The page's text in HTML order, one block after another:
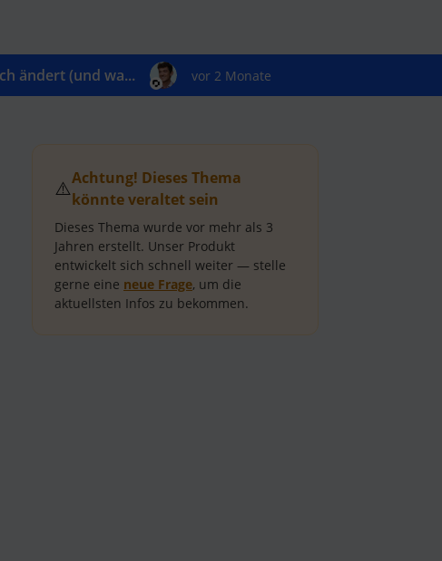
ändert (und wa... vor 2 Monate
⚠️Achtung! Dieses Thema
könnte veraltet sein
Dieses Thema wurde vor mehr als 3
Jahren erstellt. Unser Produkt
entwickelt sich schnell weiter — stelle
gerne eine neue Frage, um die
aktuellsten Infos zu bekommen.